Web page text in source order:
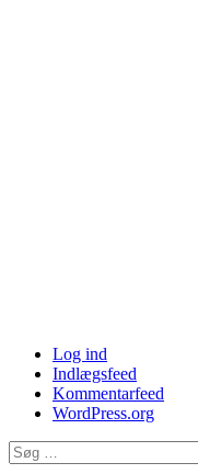
Log ind
Indlægsfeed
Kommentarfeed
WordPress.org
Søg
efter: